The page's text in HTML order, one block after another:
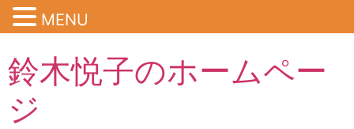
鈴木悦子のホームペー
ジ
MENU